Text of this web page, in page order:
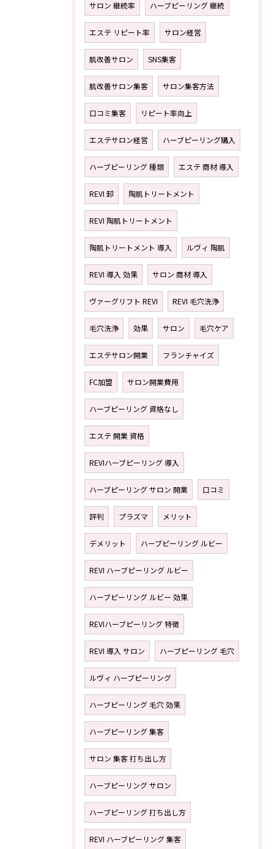
サロン 継続率 ハーブピーリング 継続
エステ リピート率 サロン経営
肌改善サロン SNS集客
肌改善サロン集客 サロン集客方法
口コミ集客 リピート率向上
エステサロン経営 ハーブピーリング購入
ハーブピーリング 種類 エステ 商材 導入
REVI 卸 陶肌トリートメント
REVI 陶肌トリートメント
陶肌トリートメント 導入 ルヴィ 陶肌
REVI 導入 効果 サロン 商材 導入
ヴァーグリフト REVI REVI 毛穴洗浄
毛穴洗浄 効果 サロン 毛穴ケア
エステサロン開業 フランチャイズ
FC加盟 サロン開業費用
ハーブピーリング 資格なし
エステ 開業 資格
REVIハーブピーリング 導入
ハーブピーリング サロン 開業 口コミ
評判 プラズマ メリット
デメリット ハーブピーリング ルビー
REVI ハーブピーリング ルビー
ハーブピーリング ルビー 効果
REVIハーブピーリング 特徴
REVI 導入 サロン ハーブピーリング 毛穴
ルヴィ ハーブピーリング
ハーブピーリング 毛穴 効果
ハーブピーリング 集客
サロン 集客 打ち出し方
ハーブピーリング サロン
ハーブピーリング 打ち出し方
REVI ハーブピーリング 集客